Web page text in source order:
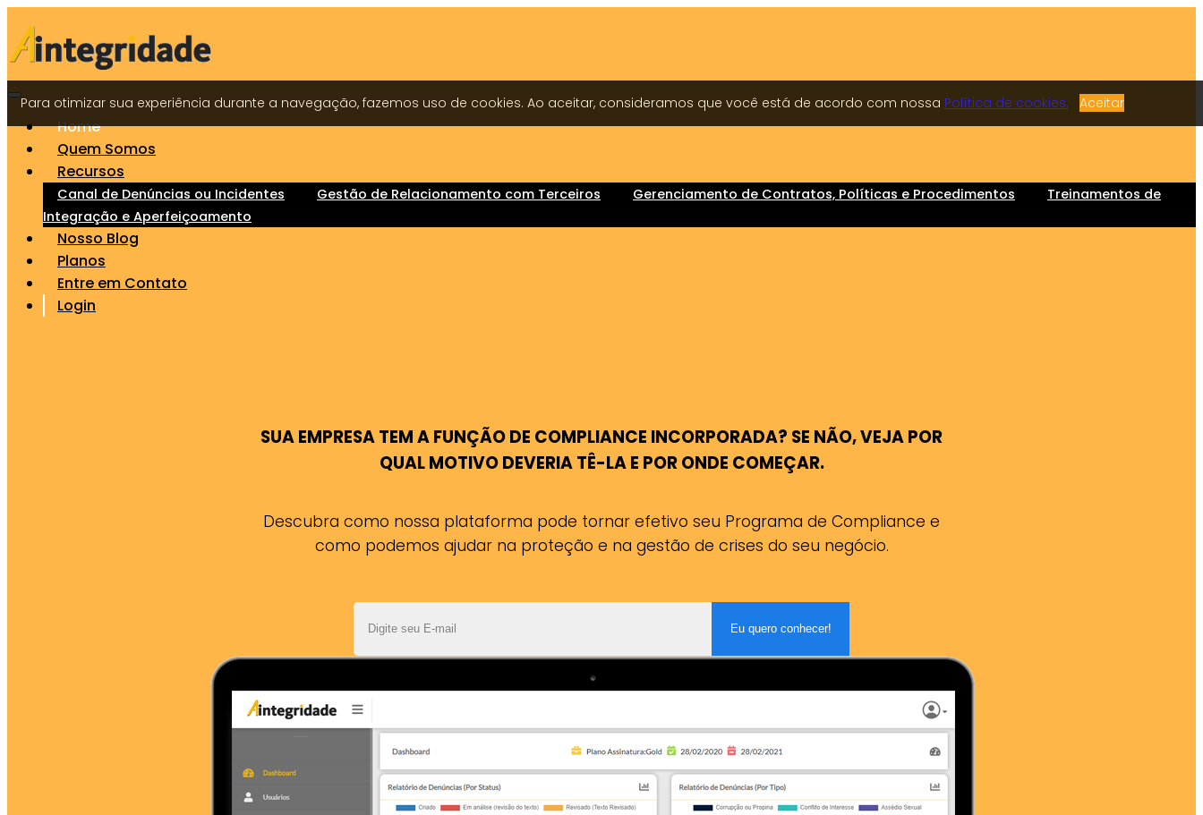
Home
Quem Somos
Recursos
Canal de Denúncias ou Incidentes Gestão de Relacionamento com Terceiros Gerenciamento de Contratos, Políticas e Procedimentos
Treinamentos de
Integração e Aperfeiçoamento
Nosso Blog
Planos
Entre em Contato
Login
Para otimizar sua experiência durante a navegação, fazemos uso de cookies. Ao aceitar, consideramos que você está de acordo com nossa Política de cookies. Aceitar
SUA EMPRESA TEM A FUNÇÃO DE COMPLIANCE INCORPORADA? SE NÃO, VEJA POR
QUAL MOTIVO DEVERIA TÊ-LA E POR ONDE COMEÇAR.
Descubra como nossa plataforma pode tornar efetivo seu Programa de Compliance e
como podemos ajudar na proteção e na gestão de crises do seu negócio.
Eu quero conhecer!